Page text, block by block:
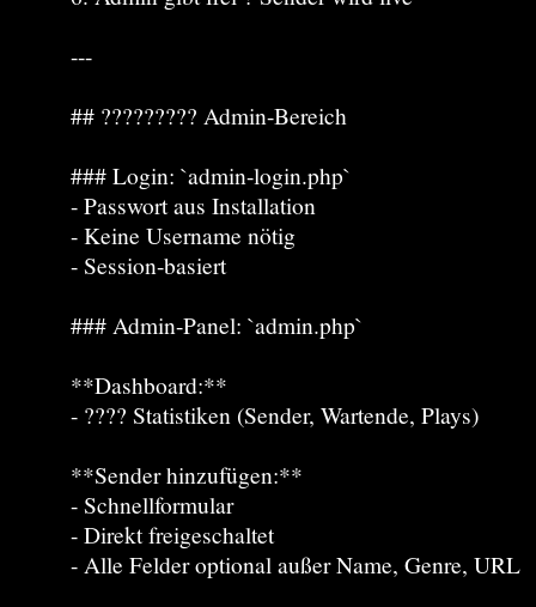
---
## ????????? Admin-Bereich
### Login: `admin-login.php`
- Passwort aus Installation
- Keine Username nötig
- Session-basiert
### Admin-Panel: `admin.php`
**Dashboard:**
- ???? Statistiken (Sender, Wartende, Plays)
**Sender hinzufügen:**
- Schnellformular
- Direkt freigeschaltet
- Alle Felder optional außer Name, Genre, URL